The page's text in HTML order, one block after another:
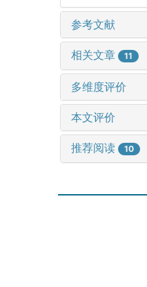
参考文献
相关文章 11
多维度评价
本文评价
推荐阅读 10